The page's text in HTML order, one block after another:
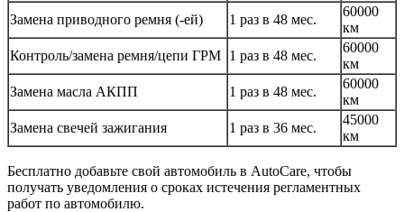
Замена приводного ремня (-ей)
1 раз в 48 мес.
60000
км
Контроль/замена ремня/цепи ГРМ 1 раз в 48 мес.
60000
км
Замена масла АКПП
1 раз в 48 мес.
60000
км
Замена свечей зажигания
1 раз в 36 мес.
45000
км
Бесплатно добавьте свой автомобиль в AutoCare, чтобы
получать уведомления о сроках истечения регламентных
работ по автомобилю.